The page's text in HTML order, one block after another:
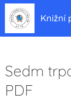
Knižní
Sedm
PDF